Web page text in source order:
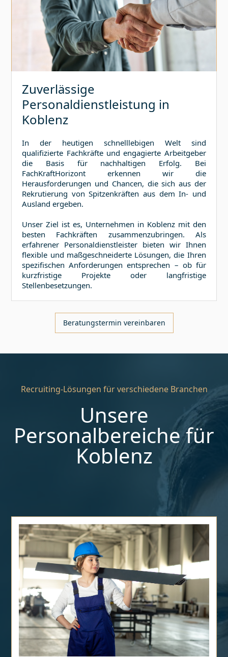
Zuverlässige
Personaldienstleistung in
Koblenz
In der heutigen schnelllebigen Welt sind
qualifizierte Fachkräfte und engagierte Arbeitgeber
die Basis für nachhaltigen Erfolg. Bei
FachKraftHorizont erkennen wir die
Herausforderungen und Chancen, die sich aus der
Rekrutierung von Spitzenkräften aus dem In- und
Ausland ergeben.
Unser Ziel ist es, Unternehmen in Koblenzmit den
besten Fachkräften zusammenzubringen. Als
erfahrener Personaldienstleister bieten wir Ihnen
flexible und maßgeschneiderte Lösungen, die Ihren
spezifischen Anforderungen entsprechen – ob für
kurzfristige Projekte oder langfristige
Stellenbesetzungen.
Beratungstermin vereinbaren
Recruiting-Lösungen für verschiedene Branchen
Unsere
Personalbereiche für
Koblenz